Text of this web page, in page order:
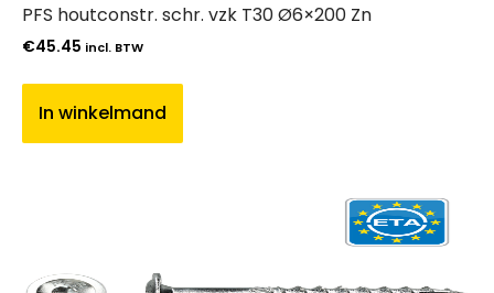
PFS houtconstr. schr. vzk T30 Ø6×200 Zn
€45.45 incl. BTW
In winkelmand